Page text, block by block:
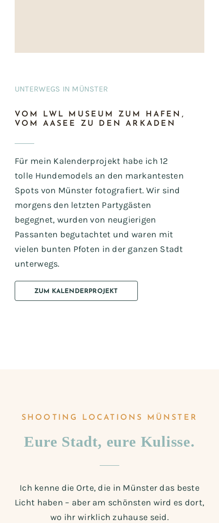
UNTERWEGS IN MÜNSTER
VOM LWL MUSEUM ZUM HAFEN,
VOM AASEE ZU DEN ARKADEN
Für mein Kalenderprojekt habe ich 12
tolle Hundemodels an den markantesten
Spots von Münster fotografiert. Wir sind
morgens den letzten Partygästen
begegnet, wurden von neugierigen
Passanten begutachtet und waren mit
vielen bunten Pfoten in der ganzen Stadt
unterwegs.
ZUM KALENDERPROJEKT
SHOOTING LOCATIONS MÜNSTER
Eure Stadt, eure Kulisse.
Ich kenne die Orte, die in Münster das beste
Licht haben – aber am schönsten wird es dort,
wo ihr wirklich zuhause seid.